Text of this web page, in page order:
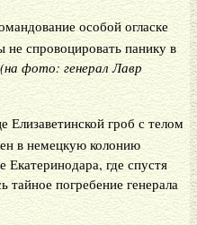
особой огласке
не спровоцировать панику в
(на фото: генерал Лавр
Елизаветинской гроб с телом
в немецкую колонию
Екатеринодара, где спустя
тайное погребение генерала